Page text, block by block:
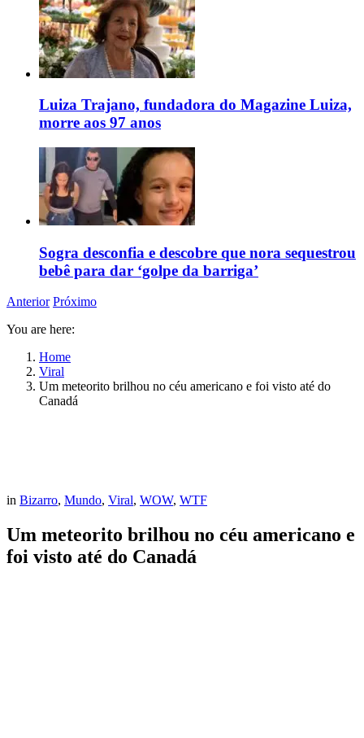
Luiza Trajano, fundadora do Magazine Luiza,
morre aos 97 anos
Sogra desconfia e descobre que nora sequestrou
bebê para dar ‘golpe da barriga’
Anterior Próximo
You are here:
Home
Viral
Um meteorito brilhou no céu americano e foi visto até do
Canadá
in Bizarro, Mundo, Viral, WOW, WTF
Um meteorito brilhou no céu americano e
foi visto até do Canadá